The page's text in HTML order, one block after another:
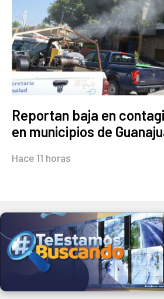
Reportan baja en
en municipios de
Hace 11 horas